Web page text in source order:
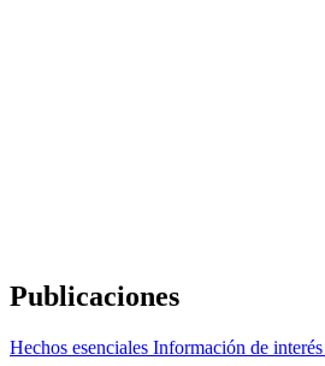
Publicaciones
Hechos esenciales Información de